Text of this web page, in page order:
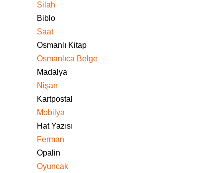
Silah
Biblo
Saat
Osmanlı Kitap
Osmanlıca Belge
Madalya
Nişan
Kartpostal
Mobilya
Hat Yazısı
Ferman
Opalin
Oyuncak